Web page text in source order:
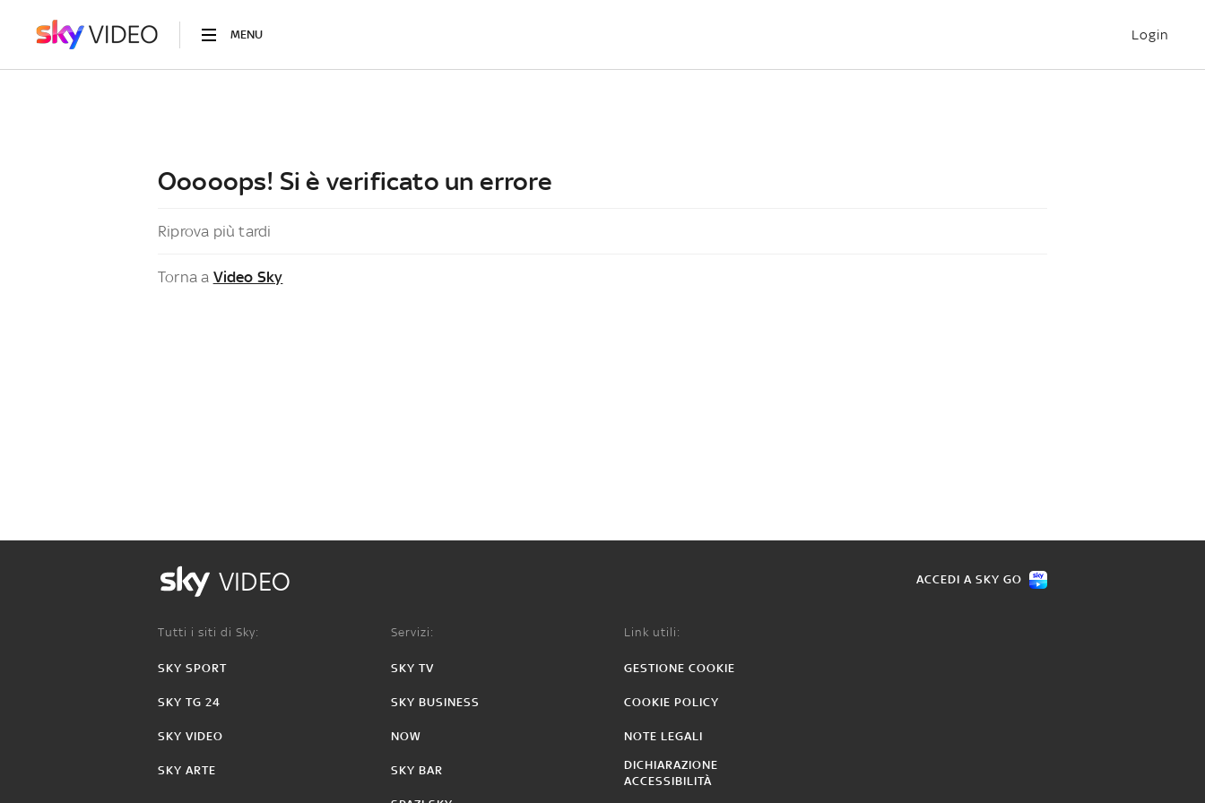
MENU Login
Ooooops! Si è verificato un errore
Riprova più tardi
Torna a Video Sky
VIDEO ACCEDI A SKY GO
Tutti i siti di Sky:
SKY SPORT
SKY TG 24
SKY VIDEO
SKY ARTE
Servizi:
SKY TV
SKY BUSINESS
NOW
SKY BAR
Link utili:
GESTIONE COOKIE
COOKIE POLICY
NOTE LEGALI
DICHIARAZIONE
ACCESSIBILITÀ